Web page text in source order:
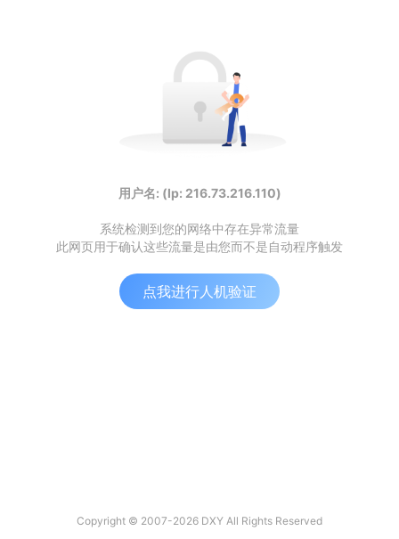
用户名: (Ip: 216.73.216.110)
系统检测到您的网络中存在异常流量
此网页用于确认这些流量是由您而不是自动程序触发
点我进行人机验证
Copyright © 2007-2026 DXY All Rights Reserved